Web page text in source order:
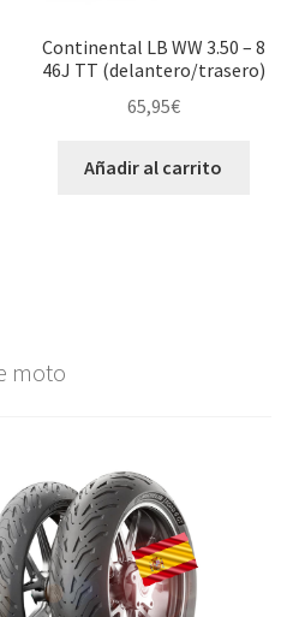
Continental LB WW 3.50 – 8
46J TT (delantero/trasero)
65,95€
Añadir al carrito
moto